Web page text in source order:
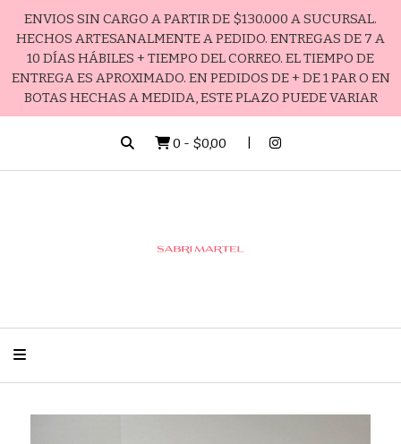
ENVIOS SIN CARGO A PARTIR DE $130.000 A SUCURSAL.
HECHOS ARTESANALMENTE A PEDIDO. ENTREGAS DE 7 A
10 DÍAS HÁBILES + TIEMPO DEL CORREO. EL TIEMPO DE
ENTREGA ES APROXIMADO. EN PEDIDOS DE + DE 1 PAR O EN
BOTAS HECHAS A MEDIDA, ESTE PLAZO PUEDE VARIAR
0 - $0,00